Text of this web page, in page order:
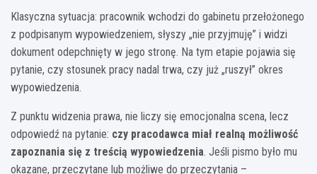
Klasyczna sytuacja: pracownik wchodzi do gabinetu przełożonego
z podpisanym wypowiedzeniem, słyszy „nie przyjmuję” i widzi
dokument odepchnięty w jego stronę. Na tym etapie pojawia się
pytanie, czy stosunek pracy nadal trwa, czy już „ruszył” okres
wypowiedzenia.
Z punktu widzenia prawa, nie liczy się emocjonalna scena, lecz
odpowiedź na pytanie: czy pracodawca miał realną możliwość
zapoznania się z treścią wypowiedzenia. Jeśli pismo było mu
okazane, przeczytane lub możliwe do przeczytania –